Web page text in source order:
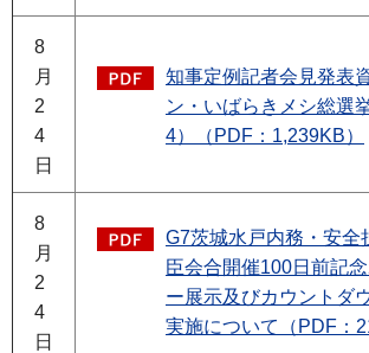
8
月
2
4
日
知事定例記者会見発表
ン・いばらきメシ総選
4）（PDF：1,239KB）
8
月
2
4
日
G7茨城水戸内務・安全
臣会合開催100日前記
ー展示及びカウントダ
実施について（PDF：